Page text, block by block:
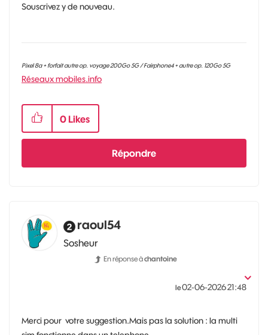
Souscrivez y de nouveau.
Pixel 8a + forfait autre op. voyage 200Go 5G / Fairphone4 + autre op. 120Go 5G
Réseaux mobiles.info
0 Likes
Répondre
raoul54
Sosheur
En réponse àchantoine
le‎02-06-202621:48
Merci pour votre suggestion.Mais pas la solution : la multi